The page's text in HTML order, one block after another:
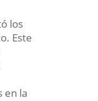
los
Este
en la